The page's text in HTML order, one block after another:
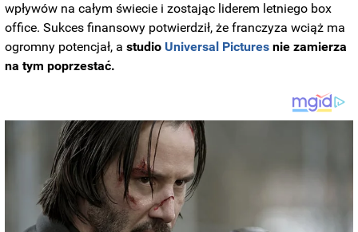
wpływów na całym świecie i zostając liderem letniego box
office. Sukces finansowy potwierdził, że franczyza wciąż ma
ogromny potencjał, astudio Universal Pictures nie zamierza
na tym poprzestać.